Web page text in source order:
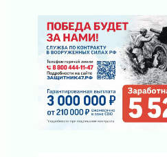
Строительные компании
подняли зарплаты
03 августа 2026
Шесть новых жизней в
Ленинградской области
03 августа 2026
Уроки безопасности